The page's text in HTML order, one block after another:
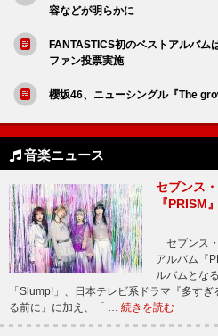
容などが明らかに
FANTASTICS初のベストアルバム
ファン投票実施
櫻坂46、ニューシングル『The
音楽ニュース
セブンス
『PRISM
セブンス
アルバム『
ルバムとな
「Slump!」、日本テレビ系ドラマ『多す
る前に」に加え、「 … 続きを読む